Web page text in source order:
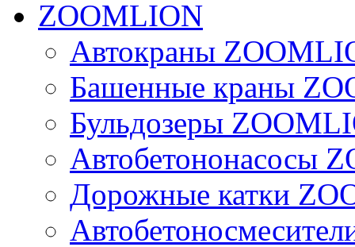
ZOOMLION
Автокраны
Башенные краны
Бульдозеры
Автобетононасосы
Дорожные катки